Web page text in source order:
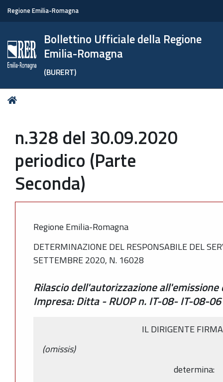
Regione Emilia-Romagna
Bollettino Ufficiale della Regione
Emilia-Romagna
(BURERT)
Tu
n.328 del 30.09.2020
periodico (Parte
Seconda)
Regione Emilia-Romagna
DETERMINAZIONE DEL RESPONSABILE DEL
SETTEMBRE 2020, N. 16028
Rilascio dell'autorizzazione
Impresa: Ditta - RUOP n. IT-08- IT-08-
IL DIRIGENTE
(omissis)
determina: